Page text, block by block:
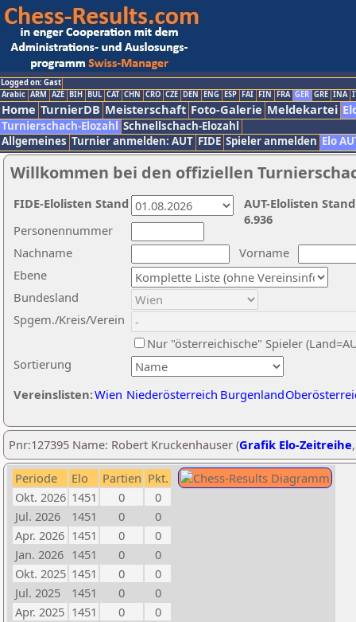
Logged on: Gast
Arabic ARM AZE BIH BUL CAT CHN CRO CZE DEN ENG ESP FAI FIN FRA GER GRE INA
Home TurnierDB Meisterschaft Foto-Galerie Meldekartei
Turnierschach-Elozahl Schnellschach-Elozahl
Allgemeines Turnier anmelden: AUT FIDE Spieler anmelden Elo
Willkommen bei den offiziellen
Nachname
Vorname
Ebene
Sortierung
Personennummer
Bundesland
Spgem./Kreis/Verein
Nur "österreichische" Spieler
Vereinslisten:Wien Niederösterreich Burgenland
AUT-Elolisten
6.936
FIDE-Elolisten Stand
Pnr:127395 Name: Robert Kruckenhauser (Grafik Elo-Zeitreihe
Periode Elo Partien Pkt.
Okt. 2026 1451 0
0
Jul. 2026
1451 0
0
Apr. 2026 1451 0
0
Jan. 2026 1451 0
0
Okt. 2025 1451 0
0
Jul. 2025
1451 0
0
Apr. 2025 1451 0
0